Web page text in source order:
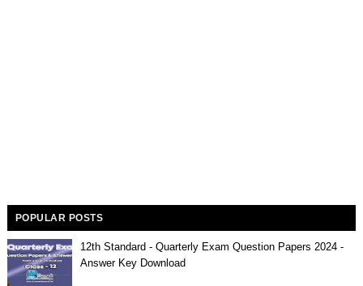
POPULAR POSTS
12th Standard - Quarterly Exam Question Papers 2024 -
Answer Key Download